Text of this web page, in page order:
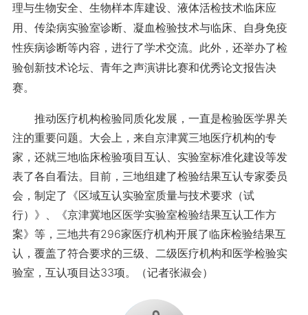
理与生物安全、生物样本库建设、液体活检技术临床应
用、传染病实验室诊断、凝血检验技术与临床、自身免疫
性疾病诊断等内容，进行了学术交流。此外，还举办了检
验创新技术论坛、青年之声演讲比赛和优秀论文报告决
赛。
推动医疗机构检验同质化发展，一直是检验医学界关
注的重要问题。大会上，来自京津冀三地医疗机构的专
家，还就三地临床检验项目互认、实验室标准化建设等发
表了各自看法。目前，三地组建了检验结果互认专家委员
会，制定了《区域互认实验室质量与技术要求（试
行）》、《京津冀地区医学实验室检验结果互认工作方
案》等，三地共有296家医疗机构开展了临床检验结果互
认，覆盖了符合要求的三级、二级医疗机构和医学检验实
验室，互认项目达33项。（记者张淑会）